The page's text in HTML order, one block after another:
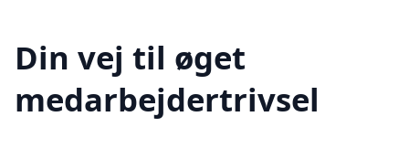
Din vej til øget
medarbejdertrivsel